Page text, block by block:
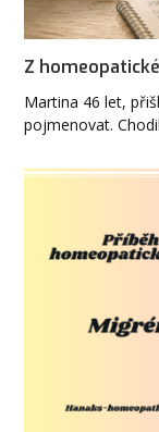
Z
Martina 46 let,
pojmenovat.